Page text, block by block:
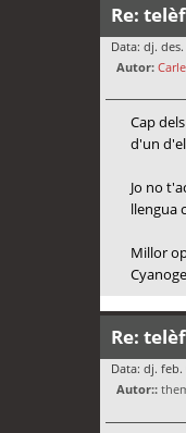
Re:
Data: dj.
Autor:
Cap
d'un
Jo no
llengua
Millor
Re:
Data: dj. feb.
Autor::